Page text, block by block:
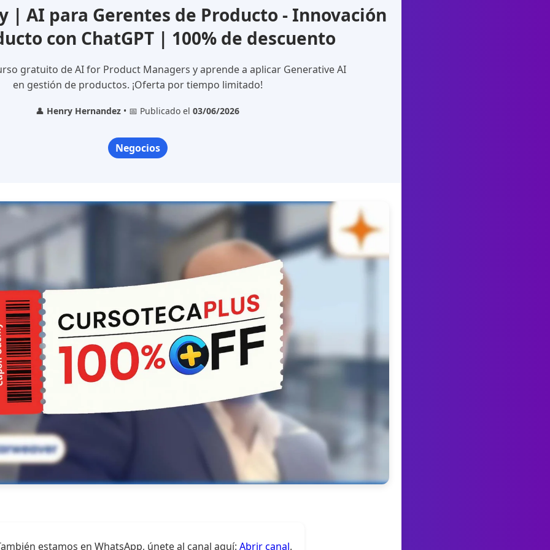
| AI para Gerentes de Producto - Innovación
con ChatGPT | 100% de descuento
gratuito de AI for Product Managers y aprende a aplicar Generative AI
en gestión de productos. ¡Oferta por tiempo limitado!
👤 Henry Hernandez • 📅 Publicado el 03/06/2026
Negocios
estamos en WhatsApp, únete al canal aquí: Abrir canal.